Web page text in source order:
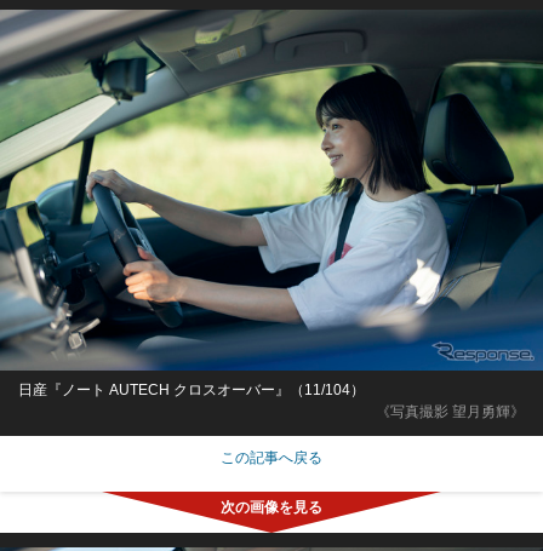
《写真撮影 望月勇輝》
日産『ノート AUTECH クロスオーバー』（11/104）
この記事へ戻る